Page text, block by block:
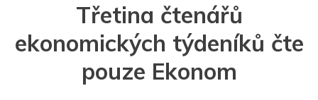
Třetina čtenářů
ekonomických týdeníků čte
pouze Ekonom